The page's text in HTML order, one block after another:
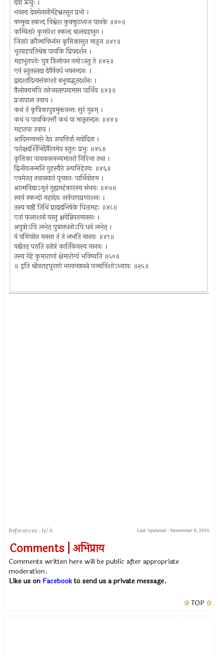
देवा ऊचुः ।
भवस्व देवसेनानीर्महेश्वरसुत प्रभो ।
षण्मुख स्कन्द विश्वेश कुक्कुटध्वज पावके ॥४०॥
कम्पितारे कुमारेश स्कन्द बालग्रहानुग ।
जितारे क्रौञ्चविध्वंस कृत्तिकासुत मातृज ॥४१॥
भूतग्रहपतिश्रेष्ठ पावकि प्रियदर्शन ।
महाभूतपतेः पुत्र त्रिलोचन नमोऽस्तु ते ॥४२॥
एवं स्तुतस्तदा देवैर्ववर्ध भवनन्दनः ।
द्वादशादित्यसंकाशो बभूवाद्भुतदर्शनः ।
त्रैलोक्यमपि तत्तेजस्तापयामास पार्थिव ॥४३॥
प्रजापाल उवाच ।
कथं तं कृत्रिकापुत्रमुक्तवन्तः सुरं गुरुम् ।
कथं च पावकिरसौ कथं वा मातृनन्दनः ॥४४॥
महातपा उवाच ।
आदिमन्वन्तरे देव उत्पत्तिर्या मयोदिता ।
परोक्षदर्शिभिर्देवैरेवमेव स्तुतः प्रभुः ॥४५॥
कृत्तिका पावकस्त्वन्यमातरो गिरिजा तथा ।
द्विजीयजन्मनि गुहस्यैते उत्पत्तिहेतवः ॥४६॥
एवमेतत् तवाख्यातं पृच्छतः पार्थिवोत्तम ।
आत्मविद्याऽमृतं गुह्यमहंकारस्य संभवः ॥४७॥
स्वयं स्कन्दो महादेवः सर्वपापप्रणाशनः ।
तस्य षष्ठीं तिथिं प्रादादभिषेके पितामहः ॥४८॥
एतां फलाशनो यस्तु क्षयेन्नियतमानसः ।
अपुत्रोऽपि लभेत् पुत्रानधनोऽपि धनं लभेत् ।
यं यमिच्छेत मनसा तं तं लभति मानवः ॥४९॥
यश्चैतत् पठति स्तोत्रं कार्तिकेयस्य मानवः ।
तस्य गेहे कुमाराणां क्षेमारोग्यं भविष्यति ॥५०॥
॥ इति श्रीवराहपुराणे भगवच्छास्त्रे पञ्चविंशोऽध्यायः ॥२५॥
References : N/A Last Updated : November 11, 2016
Comments | अभिप्राय
Comments written here will be public after appropriate
moderation.
Like us on Facebookto send us a private message.
TOP